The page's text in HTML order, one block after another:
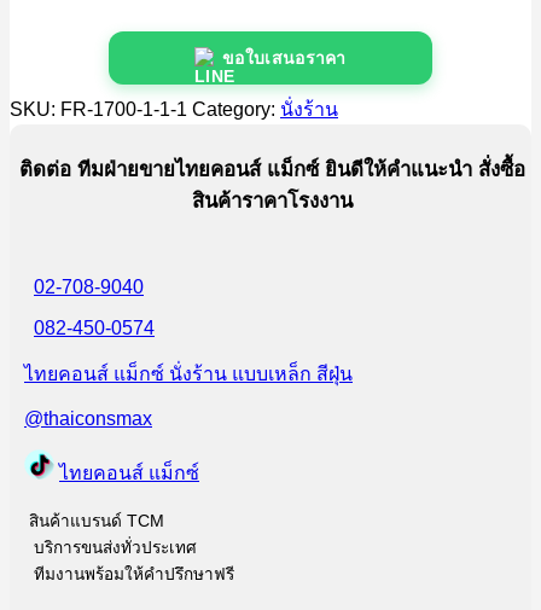
ขอใบเสนอราคา
SKU: FR-1700-1-1-1 Category: นั่งร้าน
ติดต่อ ทีมฝ่ายขายไทยคอนส์ แม็กซ์ ยินดีให้คำแนะนำ สั่งซื้อ
สินค้าราคาโรงงาน
02-708-9040
082-450-0574
ไทยคอนส์ แม็กซ์ นั่งร้าน แบบเหล็ก สีฝุ่น
@thaiconsmax
ไทยคอนส์ แม็กซ์
สินค้าแบรนด์ TCM
บริการขนส่งทั่วประเทศ
ทีมงานพร้อมให้คำปรึกษาฟรี